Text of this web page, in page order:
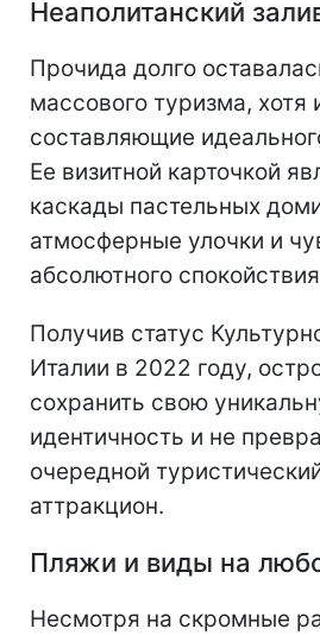
Неаполитанский
Прочида долго
массового туризма, хотя
составляющие
Ее визитной карточкой
каскады пастельных
атмосферные улочки и
абсолютного
Получив статус
Италии в 2022 году,
сохранить свою
идентичность и не
очередной
аттракцион.
Пляжи и виды на
Несмотря на скромные